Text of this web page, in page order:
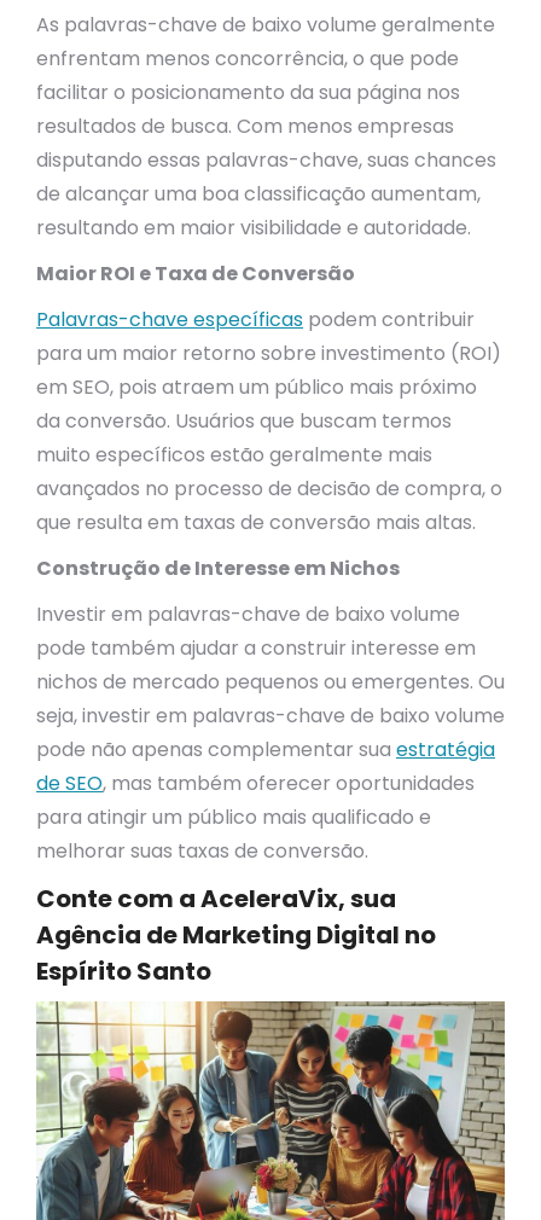
As palavras-chave de baixo volume geralmente
enfrentam menos concorrência, o que pode
facilitar o posicionamento da sua página nos
resultados de busca. Com menos empresas
disputando essas palavras-chave, suas chances
de alcançar uma boa classificação aumentam,
resultando em maior visibilidade e autoridade.
Maior ROI e Taxa de Conversão
Palavras-chave específicas podem contribuir
para um maior retorno sobre investimento (ROI)
em SEO, pois atraem um público mais próximo
da conversão. Usuários que buscam termos
muito específicos estão geralmente mais
avançados no processo de decisão de compra, o
que resulta em taxas de conversão mais altas.
Construção de Interesse em Nichos
Investir em palavras-chave de baixo volume
pode também ajudar a construir interesse em
nichos de mercado pequenos ou emergentes. Ou
seja, investir em palavras-chave de baixo volume
pode não apenas complementar sua estratégia
de SEO, mas também oferecer oportunidades
para atingir um público mais qualificado e
melhorar suas taxas de conversão.
Conte com a AceleraVix, sua
Agência de Marketing Digital no
Espírito Santo